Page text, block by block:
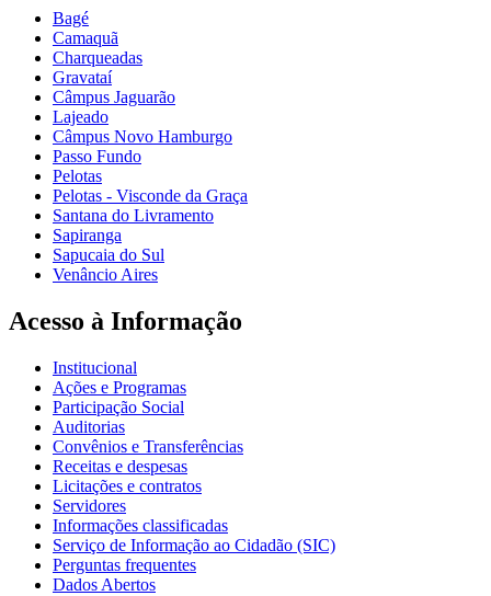
Bagé
Camaquã
Charqueadas
Gravataí
Câmpus Jaguarão
Lajeado
Câmpus Novo Hamburgo
Passo Fundo
Pelotas
Pelotas - Visconde da Graça
Santana do Livramento
Sapiranga
Sapucaia do Sul
Venâncio Aires
Acesso à Informação
Institucional
Ações e Programas
Participação Social
Auditorias
Convênios e Transferências
Receitas e despesas
Licitações e contratos
Servidores
Informações classificadas
Serviço de Informação ao Cidadão (SIC)
Perguntas frequentes
Dados Abertos